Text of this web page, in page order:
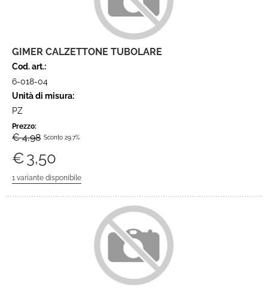
GIMER CALZETTONE TUBOLARE
Cod. art.:
6-018-04
Unità di misura:
PZ
Prezzo:
€ 4,98 Sconto 29.7%
€3,50